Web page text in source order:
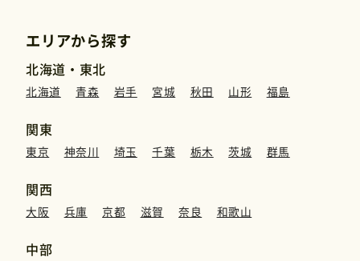
免責事項
エリアから探す
北海道・東北
北海道 青森 岩手 宮城 秋田 山形 福島
関東
東京 神奈川 埼玉 千葉 栃木 茨城 群馬
関西
大阪 兵庫 京都 滋賀 奈良 和歌山
中部